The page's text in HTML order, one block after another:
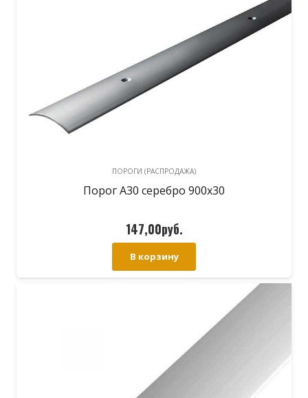
ПОРОГИ (РАСПРОДАЖА)
Порог А30 серебро 900х30
147,00руб.
В корзину